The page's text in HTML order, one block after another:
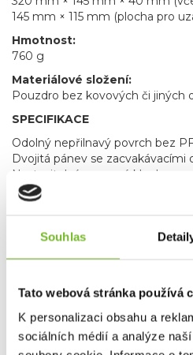
Souhlas
Tato webová stránka používá
K personalizaci obsahu a
sociálních médií a analýze
145 mm × 115 mm (plocha pro
Hmotnost:
760 g
Materiálové složení:
Pouzdro bez kovových či jiných
SPECIFIKACE
Odolný nepřilnavý povrch bez
Dvojitá pánev se zacvakávacími
Nastavitelný posuvný kloub pro
(krimpování)
Lehká hliníková konstrukce z
Žebrovaný vnější povrch pro
tepla*
Součástí balení je ochranné